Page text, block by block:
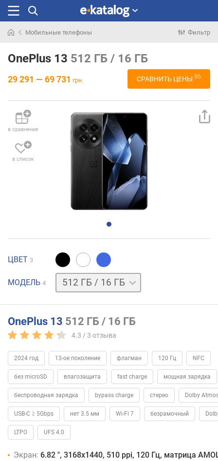
раньше
Мобильные телефоны Фильтр
OnePlus 13 512 ГБ / 16 ГБ
29 291 — 69 731 грн. СРАВНИТЬ ЦЕНЫ 86
в сравнение
в список
ЦВЕТ 3
МОДЕЛЬ 4
256 ГБ
12 ГБ1 ТБ
24 ГБ
OnePlus 13 512 ГБ / 16 ГБ
4.3 / 3 отзыва
2024 год 13-ое поколение флагман 120 Гц NFC
без microSD влагозащита fast charge мощная зарядка
беспроводная зарядка bypass charge стерео Dolby
USB-C ≥ 5Gbps нет 3.5 мм Wi-Fi 7 безрамочный
LTPO UFS 4.0
Экран: 6.82 ", 3168x1440, 510 ppi, 120 Гц, матрица